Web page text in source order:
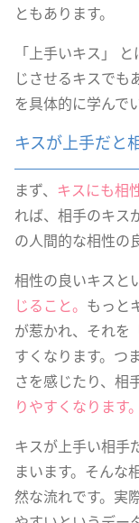
ともあります。
「上手いキス」
じさせるキスでも
を具体的に学んで
キスが上手だと
まず、 キスにも相
れば、相手のキス
の人間的な相性の
相性の良いキスと
じること。 もっと
が惹かれ、それを
すくなります。つま
さを感じたり、相
りやすくなります。
キスが上手い相手
まいます。そんな
然な流れです。実